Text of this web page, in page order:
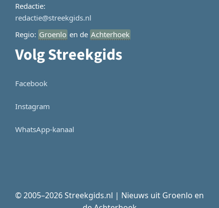
Redactie:
redactie@streekgids.nl
Regio: Groenlo en de Achterhoek
Volg Streekgids
Facebook
Instagram
WhatsApp-kanaal
© 2005–2026 Streekgids.nl | Nieuws uit Groenlo en